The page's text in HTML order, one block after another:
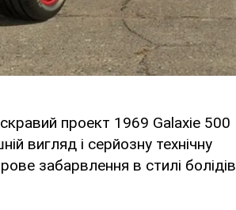
проект 1969 Galaxie 500
вигляд і серйозну технічну
забарвлення в стилі болідів